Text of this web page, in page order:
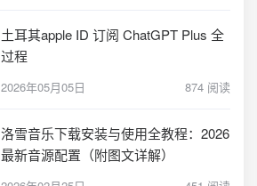
土耳其apple ID 订阅 ChatGPT Plus 全
过程
2026年05月05日 874 阅读
洛雪音乐下载安装与使用全教程：2026
最新音源配置（附图文详解）